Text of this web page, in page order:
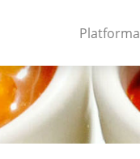
Platforma